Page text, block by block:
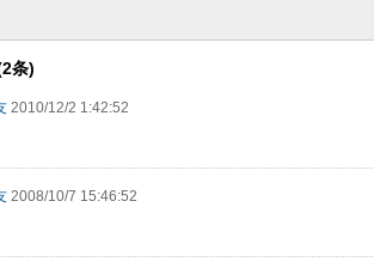
条)
2010/12/2 1:42:52
2008/10/7 15:46:52